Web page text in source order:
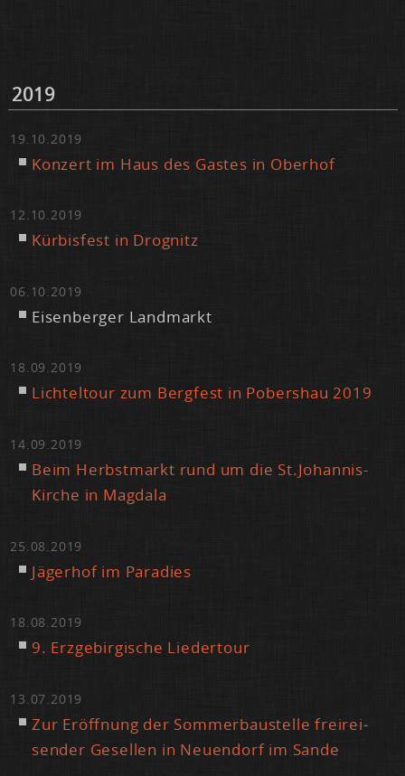
2019
19.10.2019
Kon­zert im Haus des Gas­tes in Ober­hof
12.10.2019
Kür­bis­fest in Dro­gnitz
06.10.2019
Ei­sen­ber­ger Land­markt
18.09.2019
Lich­tel­tour zum Berg­fest in Pobers­hau 2019
14.09.2019
Beim Herbst­markt rund um die St.​Johannis-
Kir­che in Mag­da­la
25.08.2019
Jä­ger­hof im Pa­ra­dies
18.08.2019
9. Erz­ge­bir­gi­sche Lie­der­tour
13.07.2019
Zur Er­öff­nung der Som­mer­bau­stel­le frei­rei­
sen­der Ge­sel­len in Neu­en­dorf im San­de